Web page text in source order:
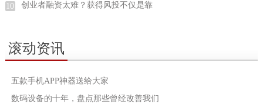
10 创业者融资太难？获得风投不仅是靠
滚动资讯
五款手机APP神器送给大家
数码设备的十年，盘点那些曾经改善我们